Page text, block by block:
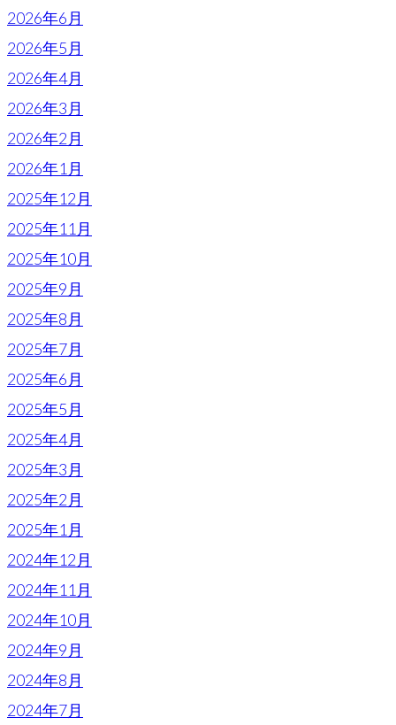
2026年6月
2026年5月
2026年4月
2026年3月
2026年2月
2026年1月
2025年12月
2025年11月
2025年10月
2025年9月
2025年8月
2025年7月
2025年6月
2025年5月
2025年4月
2025年3月
2025年2月
2025年1月
2024年12月
2024年11月
2024年10月
2024年9月
2024年8月
2024年7月